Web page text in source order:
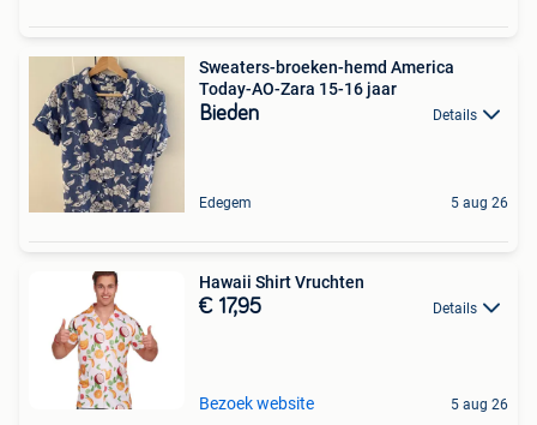
Sweaters-broeken-hemd America
Today-AO-Zara 15-16 jaar
Bieden Details
Edegem 5 aug 26
Hawaii Shirt Vruchten
€ 17,95 Details
Bezoek website 5 aug 26